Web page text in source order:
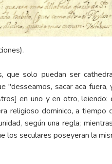
que solo puedan ser
"desseamos, sacar aca fuera,
en uno y en otro,
religioso dominico, a
según una regla;
los seculares poseyeran la